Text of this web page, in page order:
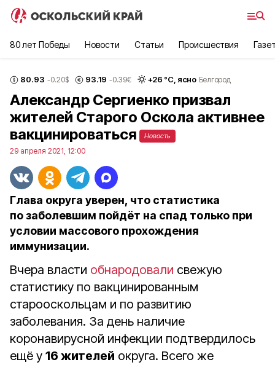
80 лет Победы Новости Статьи Происшествия
80.93 -0.20$ 93.19 -0.39€ +26 °С, ясно Белгород
Александр Сергиенко призвал
жителей Старого Оскола активнее
вакцинироваться
Новость
29 апреля 2021, 12:00
Глава округа уверен, что статистика
по заболевшим пойдёт на спад только при
условии массового прохождения
иммунизации.
Вчера власти обнародовали свежую
статистику по вакцинированным
старооскольцам и по развитию
заболевания. За день наличие
коронавирусной инфекции подтвердилось
ещё у 16 жителей округа. Всего же